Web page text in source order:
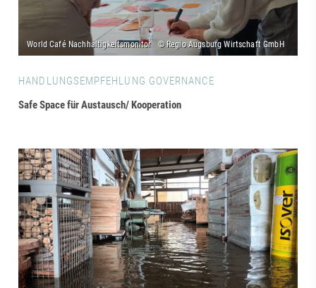
HANDLUNGSEMPFEHLUNG GOVERNANCE
Safe Space für Austausch/ Kooperation